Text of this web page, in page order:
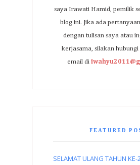
saya Irawati Hamid, pemilik
blog ini. Jika ada
dengan tulisan saya atau
kerjasama, silakan hubungi
email di
FEATURED
SELAMAT ULANG TAHUN KE-